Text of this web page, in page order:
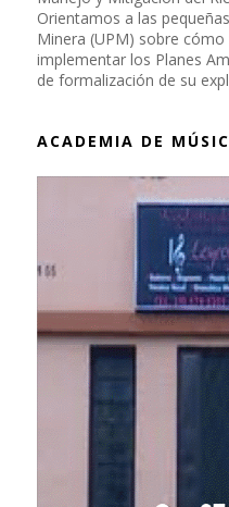
Orientamos a las
Minera (UPM) sobre
implementar los Planes
de formalización de su
ACADEMIA DE